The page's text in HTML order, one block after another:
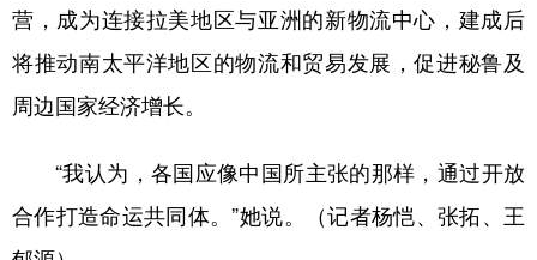
营，成为连接拉美地区与亚洲的新物流中心，建成后
将推动南太平洋地区的物流和贸易发展，促进秘鲁及
周边国家经济增长。
“我认为，各国应像中国所主张的那样，通过开放
合作打造命运共同体。”她说。（记者杨恺、张拓、王